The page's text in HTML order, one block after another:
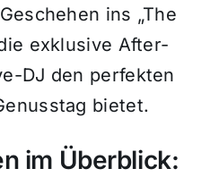
ins „The
exklusive After-
DJ den perfekten
bietet.
im Überblick: